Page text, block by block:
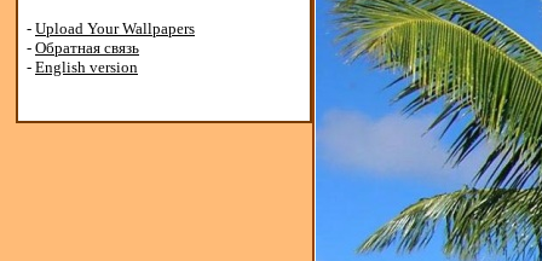
- Upload Your Wallpapers
- Обратная связь
- English version